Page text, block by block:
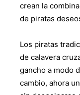
crean la
de piratas
Los piratas
de calavera
gancho a modo
cambio, ahora